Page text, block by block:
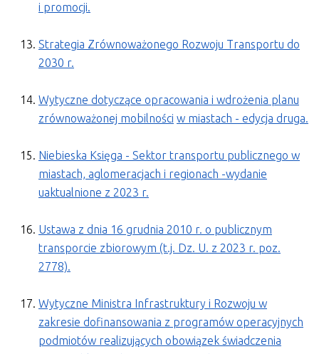
i promocji.
Strategia Zrównoważonego Rozwoju Transportu do
2030 r.
Wytyczne dotyczące opracowania i wdrożenia planu
zrównoważonej mobilności w miastach - edycja druga.
Niebieska Księga - Sektor transportu publicznego w
miastach, aglomeracjach i regionach -wydanie
uaktualnione z 2023 r.
Ustawa z dnia 16 grudnia 2010 r. o publicznym
transporcie zbiorowym (t.j. Dz. U. z 2023 r. poz.
2778).
Wytyczne Ministra Infrastruktury i Rozwoju w
zakresie dofinansowania z programów operacyjnych
podmiotów realizujących obowiązek świadczenia